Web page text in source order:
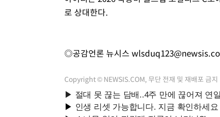
로 상대한다.
◎공감언론 뉴시스
Copyright © NEWSIS.COM, 무단 전재 및 재배포 금지